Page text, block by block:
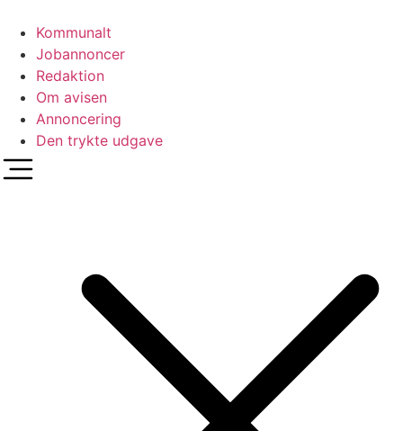
indhold
Kommunalt
Jobannoncer
Redaktion
Om avisen
Annoncering
Den trykte udgave